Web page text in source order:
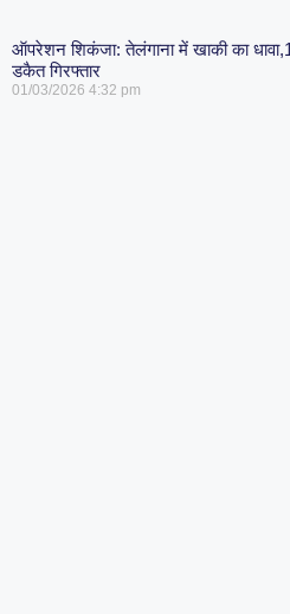
ऑपरेशन शिकंजा: तेलंगाना में खाकी का
डकैत गिरफ्तार
01/03/2026 4:32 pm